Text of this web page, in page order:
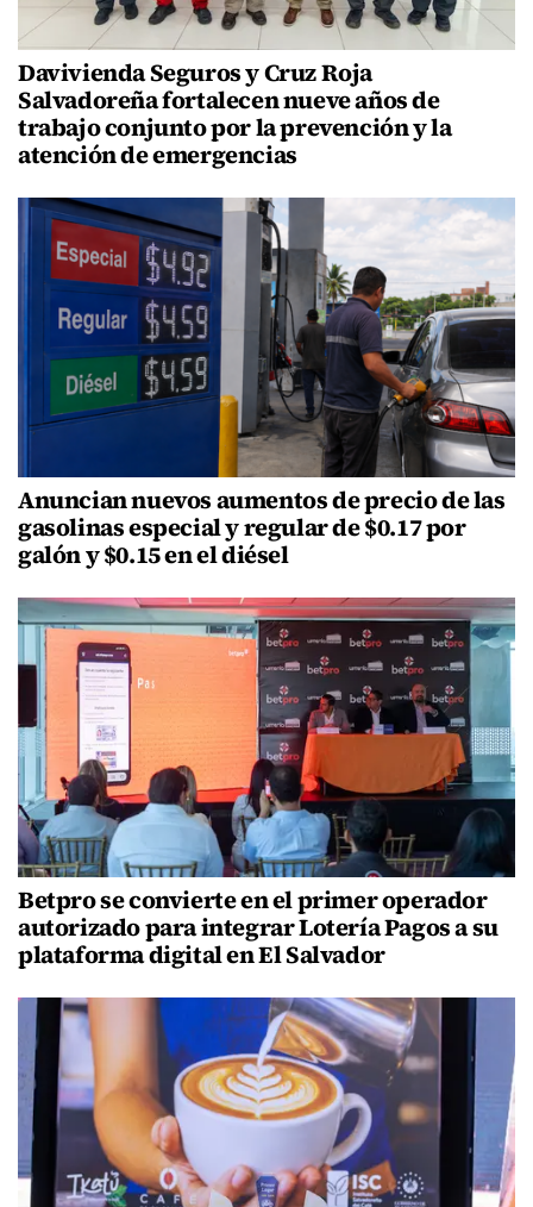
Davivienda Seguros y Cruz Roja
Salvadoreña fortalecen nueve años de
trabajo conjunto por la prevención y la
atención de emergencias
Anuncian nuevos aumentos de precio de las
gasolinas especial y regular de $0.17 por
galón y $0.15 en el diésel
Betpro se convierte en el primer operador
autorizado para integrar Lotería Pagos a su
plataforma digital en El Salvador